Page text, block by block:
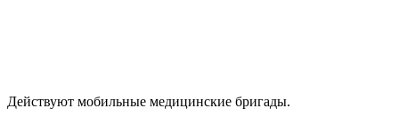
Действуют мобильные медицинские бригады.